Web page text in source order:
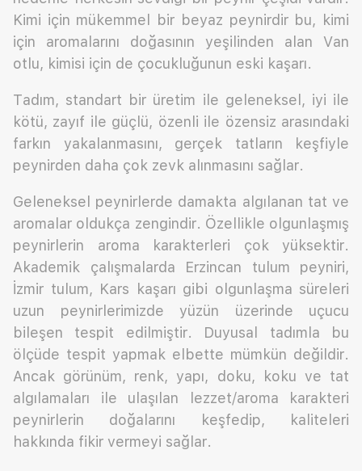
Kimi için mükemmel bir beyaz peynirdir bu, kimi
için aromalarını doğasının yeşilinden alan Van
otlu, kimisi için de çocukluğunun eski kaşarı.
Tadım, standart bir üretim ile geleneksel, iyi ile
kötü, zayıf ile güçlü, özenli ile özensiz arasındaki
farkın yakalanmasını, gerçek tatların keşfiyle
peynirden daha çok zevk alınmasını sağlar.
Geleneksel peynirlerde damakta algılanan tat ve
aromalar oldukça zengindir. Özellikle olgunlaşmış
peynirlerin aroma karakterleri çok yüksektir.
Akademik çalışmalarda Erzincan tulum peyniri,
İzmir tulum, Kars kaşarı gibi olgunlaşma süreleri
uzun peynirlerimizde yüzün üzerinde uçucu
bileşen tespit edilmiştir. Duyusal tadımla bu
ölçüde tespit yapmak elbette mümkün değildir.
Ancak görünüm, renk, yapı, doku, koku ve tat
algılamaları ile ulaşılan lezzet/aroma karakteri
peynirlerin doğalarını keşfedip, kaliteleri
hakkında fikir vermeyi sağlar.